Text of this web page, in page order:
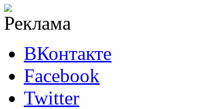
ВКонтакте
Facebook
Twitter